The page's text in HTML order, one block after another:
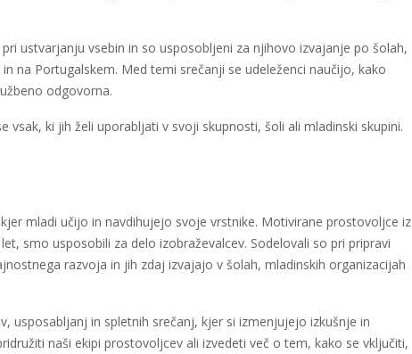
ustvarjanju vsebin in so usposobljeni za njihovo izvajanje po šolah,
na Portugalskem. Med temi srečanji se udeleženci naučijo, kako
odgovorna.
ki jih želi uporabljati v svoji skupnosti, šoli ali mladinski skupini.
mladi učijo in navdihujejo svoje vrstnike. Motivirane prostovoljce iz
smo usposobili za delo izobraževalcev. Sodelovali so pri pripravi
razvoja in jih zdaj izvajajo v šolah, mladinskih organizacijah
usposabljanj in spletnih srečanj, kjer si izmenjujejo izkušnje in
naši ekipi prostovoljcev ali izvedeti več o tem, kako se vključiti,